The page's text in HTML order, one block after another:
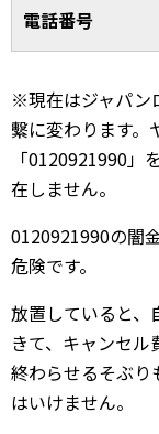
電話番号
※現在はジャパン
繫に変わります。
「0120921990
在しません。
0120921990の闇
危険です。
放置していると、
きて、キャンセル
終わらせるそぶり
はいけません。